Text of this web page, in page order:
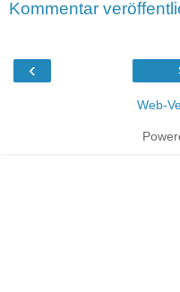
Kommentar
‹
Web-